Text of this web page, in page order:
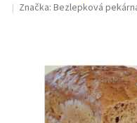
hodnocení
hvězdiček.
Značka: Bezlepková